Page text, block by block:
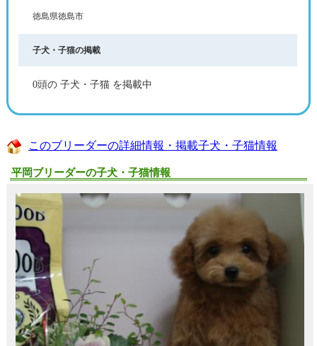
徳島県徳島市
子犬・子猫の掲載
0頭の 子犬・子猫 を掲載中
このブリーダーの詳細情報・掲載子犬・子猫情報
平岡ブリーダーの子犬・子猫情報